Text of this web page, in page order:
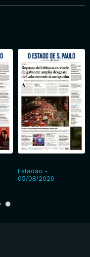
Estadão -
05/08/2026